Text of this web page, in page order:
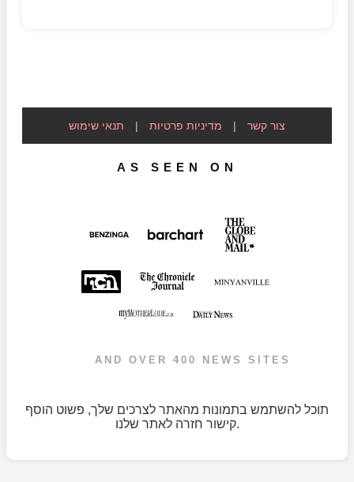
צור קשר | מדיניות פרטיות | תנאי שימוש
AS SEEN ON
AND OVER 400 NEWS SITES
תוכל להשתמש בתמונות מהאתר לצרכים שלך, פשוט הוסף
קישור חזרה לאתר שלנו.